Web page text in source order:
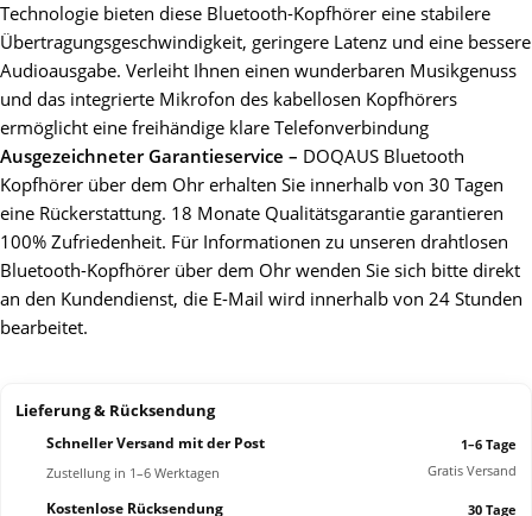
Technologie bieten diese Bluetooth-Kopfhörer eine stabilere
Übertragungsgeschwindigkeit, geringere Latenz und eine bessere
Audioausgabe. Verleiht Ihnen einen wunderbaren Musikgenuss
und das integrierte Mikrofon des kabellosen Kopfhörers
ermöglicht eine freihändige klare Telefonverbindung
Ausgezeichneter Garantieservice – DOQAUS Bluetooth
Kopfhörer über dem Ohr erhalten Sie innerhalb von 30 Tagen
eine Rückerstattung. 18 Monate Qualitätsgarantie garantieren
100% Zufriedenheit. Für Informationen zu unseren drahtlosen
Bluetooth-Kopfhörer über dem Ohr wenden Sie sich bitte direkt
an den Kundendienst, die E-Mail wird innerhalb von 24 Stunden
bearbeitet.
Lieferung & Rücksendung
Schneller Versand mit der Post
Zustellung in 1–6 Werktagen
1–6 Tage
Gratis Versand
Kostenlose Rücksendung
30 Tage